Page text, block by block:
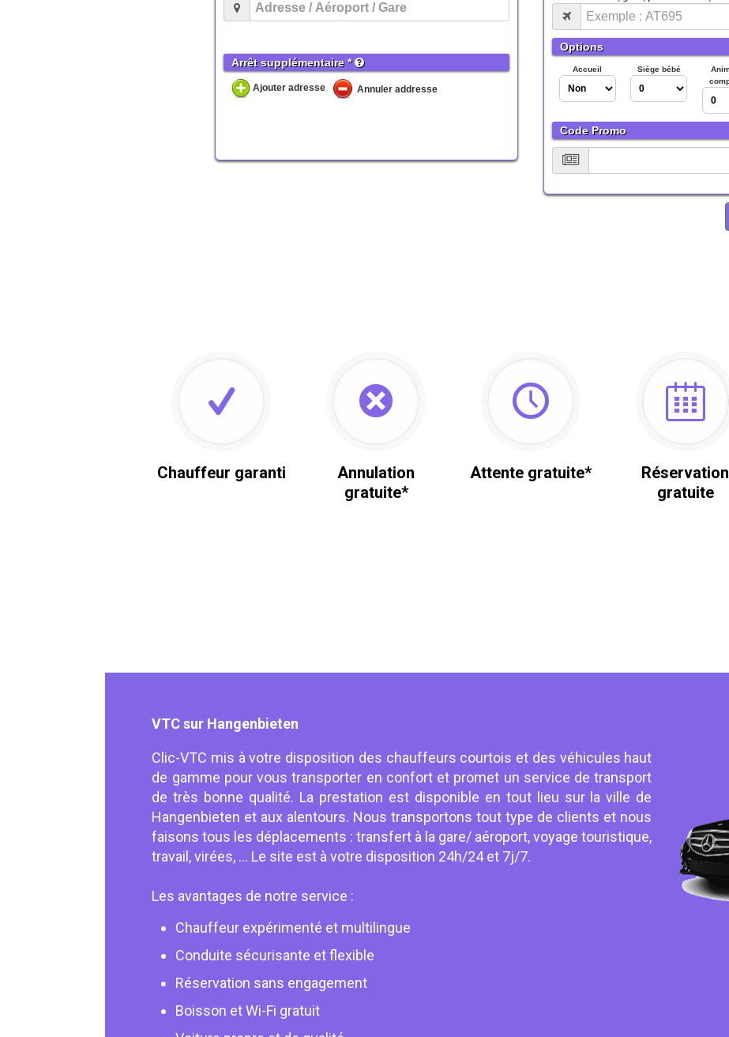
Chauffeur garanti
Annulation
gratuite*
Attente gratuite*
Réservation
gratuite
VTC sur Hangenbieten
Clic-VTC mis à votre disposition des chauffeurs courtois et des véhicules haut
de gamme pour vous transporter en confort et promet un service de transport
de très bonne qualité. La prestation est disponible en tout lieu sur la ville de
Hangenbieten et aux alentours. Nous transportons tout type de clients et nous
faisons tous les déplacements : transfert à la gare/ aéroport, voyage touristique,
travail, virées, ... Le site est à votre disposition 24h/24 et 7j/7.
Les avantages de notre service :
Chauffeur expérimenté et multilingue
Conduite sécurisante et flexible
Réservation sans engagement
Boisson et Wi-Fi gratuit